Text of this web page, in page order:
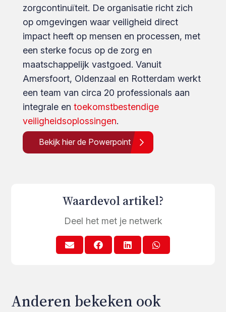
zorgcontinuïteit. De organisatie richt zich
op omgevingen waar veiligheid direct
impact heeft op mensen en processen, met
een sterke focus op de zorg en
maatschappelijk vastgoed. Vanuit
Amersfoort, Oldenzaal en Rotterdam werkt
een team van circa 20 professionals aan
integrale en toekomstbestendige
veiligheidsoplossingen.
Bekijk hier de Powerpoint
Waardevol artikel?
Deel het met je netwerk
Anderen bekeken ook